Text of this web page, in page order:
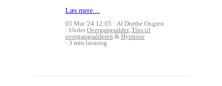
Læs mere…
05 Mar '24 12:05
Af Dorthe Oxgren
UnderOvergangsalder, Tips til
overgangsalderen & Hypnose
3 min læsning